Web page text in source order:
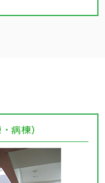
病棟）